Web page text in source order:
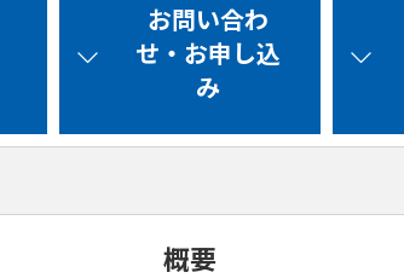
お問い合わ
せ・お申し込
み
概要